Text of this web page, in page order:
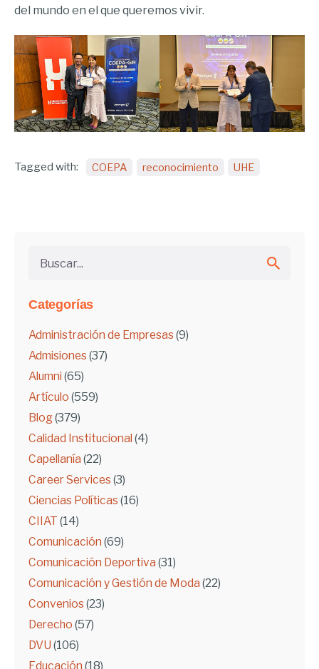
Categorías
Administración de Empresas (9)
Admisiones (37)
Alumni (65)
Artículo (559)
Blog(379)
Calidad Institucional (4)
Capellanía (22)
Career Services (3)
Ciencias Políticas (16)
CIIAT (14)
Comunicación (69)
Comunicación Deportiva (31)
Comunicación y Gestión de Moda (22)
Convenios (23)
Derecho (57)
DVU (106)
Educación (18)
del mundo en el que queremos vivir.
Tagged with: COEPA reconocimiento UHE